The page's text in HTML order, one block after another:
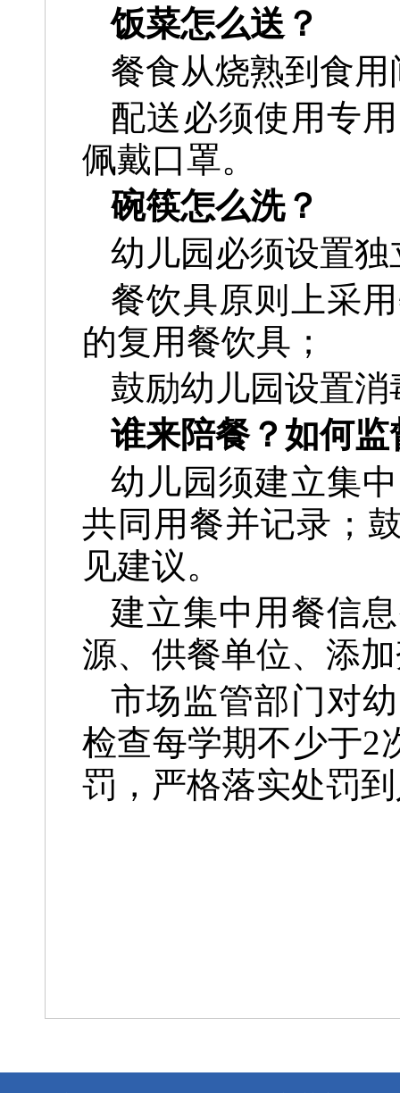
饭菜怎么送？
餐食从烧熟到食
配送必须使用专
佩戴口罩。
碗筷怎么洗？
幼儿园必须设置
餐饮具原则上采
的复用餐饮具；
鼓励幼儿园设置
谁来陪餐？如何监
幼儿园须建立集
共同用餐并记录；
见建议。
建立集中用餐信
源、供餐单位、添
市场监管部门对
检查每学期不少于2
罚，严格落实处罚